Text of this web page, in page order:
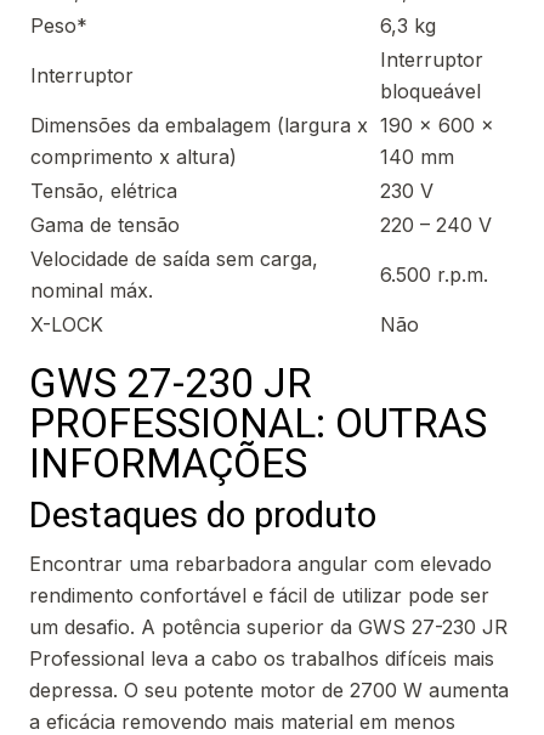
Peso*
6,3 kg
Interruptor
Interruptor
bloqueável
Dimensões da embalagem (largura x
comprimento x altura)
190 x 600 x
140 mm
Tensão, elétrica
230 V
Gama de tensão
220 – 240 V
Velocidade de saída sem carga,
nominal máx.
6.500 r.p.m.
X-LOCK Não
GWS 27-230 JR
PROFESSIONAL: OUTRAS
INFORMAÇÕES
Destaques do produto
Encontrar uma rebarbadora angular com elevado
rendimento confortável e fácil de utilizar pode ser
um desafio. A potência superior da GWS 27-230 JR
Professional leva a cabo os trabalhos difíceis mais
depressa. O seu potente motor de 2700 W aumenta
a eficácia removendo mais material em menos